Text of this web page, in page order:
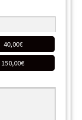
40,00€
150,00€